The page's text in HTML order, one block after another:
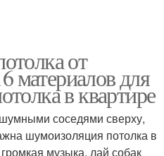
от
материалов для
в квартире
шумными соседями сверху,
шумоизоляция потолка в
музыка, лай собак